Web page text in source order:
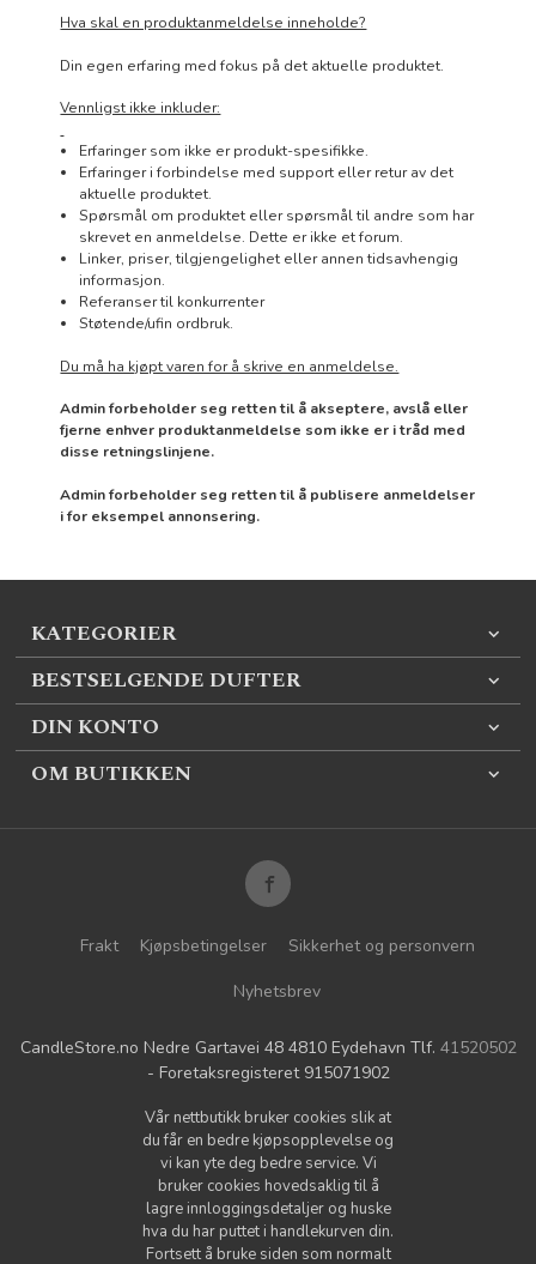
Hva skal en produktanmeldelse inneholde?
Din egen erfaring med fokus på det aktuelle produktet.
Vennligst ikke inkluder:
Erfaringer som ikke er produkt-spesifikke.
Erfaringer i forbindelse med support eller retur av det
aktuelle produktet.
Spørsmål om produktet eller spørsmål til andre som har
skrevet en anmeldelse. Dette er ikke et forum.
Linker, priser, tilgjengelighet eller annen tidsavhengig
informasjon.
Referanser til konkurrenter
Støtende/ufin ordbruk.
Du må ha kjøpt varen for å skrive en anmeldelse.
Admin forbeholder seg retten til å akseptere, avslå eller
fjerne enhver produktanmeldelse som ikke er i tråd med
disse retningslinjene.
Admin forbeholder seg retten til å publisere anmeldelser
i for eksempel annonsering.
KATEGORIER
BESTSELGENDE DUFTER
DIN KONTO
OM BUTIKKEN
Frakt Kjøpsbetingelser
Sikkerhet og personvern
Nyhetsbrev
CandleStore.no Nedre Gartavei 48 4810 Eydehavn Tlf. 41520502
- Foretaksregisteret 915071902
Vår nettbutikk bruker cookies slik at
du får en bedre kjøpsopplevelse og
vi kan yte deg bedre service. Vi
bruker cookies hovedsaklig til å
lagre innloggingsdetaljer og huske
hva du har puttet i handlekurven din.
Fortsett å bruke siden som normalt